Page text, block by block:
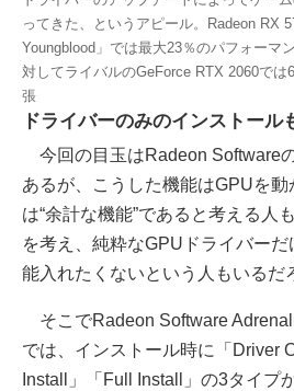
ってきた、というアピール。Radeon RX
Youngblood」では最大23％のパフォーマ
対してライバルのGeForce RTX 2060では
張
ドライバーのみのインストール
今回の目玉はRadeon Software
あるが、こうした機能はGPUを動
は“余計な機能”であると考える人
を考え、純粋なGPUドライバー
能入れたくないという人もいるだ
そこでRadeon Software
では、インストール時に「Driver
Install」「Full Install」の3タイプ